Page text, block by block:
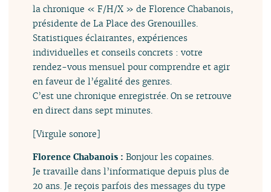
la chronique « F/H/X » de Florence Chabanois,
présidente de La Place des Grenouilles.
Statistiques éclairantes, expériences
individuelles et conseils concrets : votre
rendez-vous mensuel pour comprendre et agir
en faveur de l’égalité des genres.
C’est une chronique enregistrée. On se retrouve
en direct dans sept minutes.
[Virgule sonore]
Florence Chabanois :Bonjour les copaines.
Je travaille dans l’informatique depuis plus de
20 ans. Je reçois parfois des messages du type